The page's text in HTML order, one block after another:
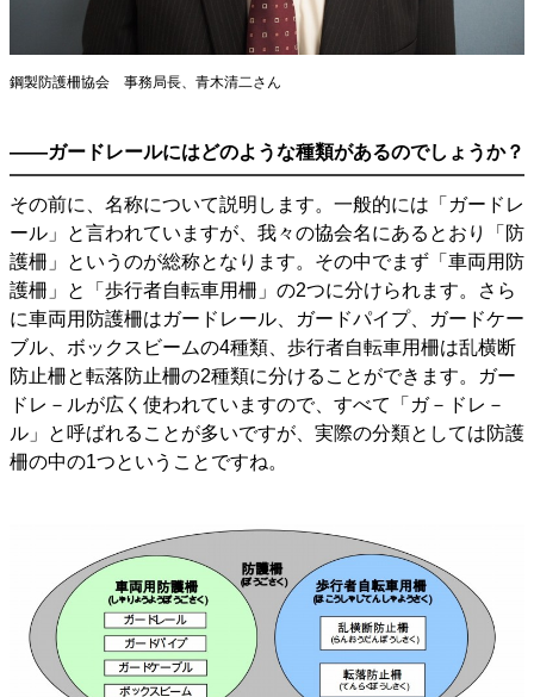
鋼製防護柵協会 事務局長、青木清二さん
――ガードレールにはどのような種類があるのでしょうか？
その前に、名称について説明します。一般的には「ガードレ
ール」と言われていますが、我々の協会名にあるとおり「防
護柵」というのが総称となります。その中でまず「車両用防
護柵」と「歩行者自転車用柵」の2つに分けられます。さら
に車両用防護柵はガードレール、ガードパイプ、ガードケー
ブル、ボックスビームの4種類、歩行者自転車用柵は乱横断
防止柵と転落防止柵の2種類に分けることができます。ガー
ドレ－ルが広く使われていますので、すべて「ガ－ドレ－
ル」と呼ばれることが多いですが、実際の分類としては防護
柵の中の1つということですね。